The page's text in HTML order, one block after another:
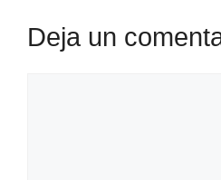
Deja un